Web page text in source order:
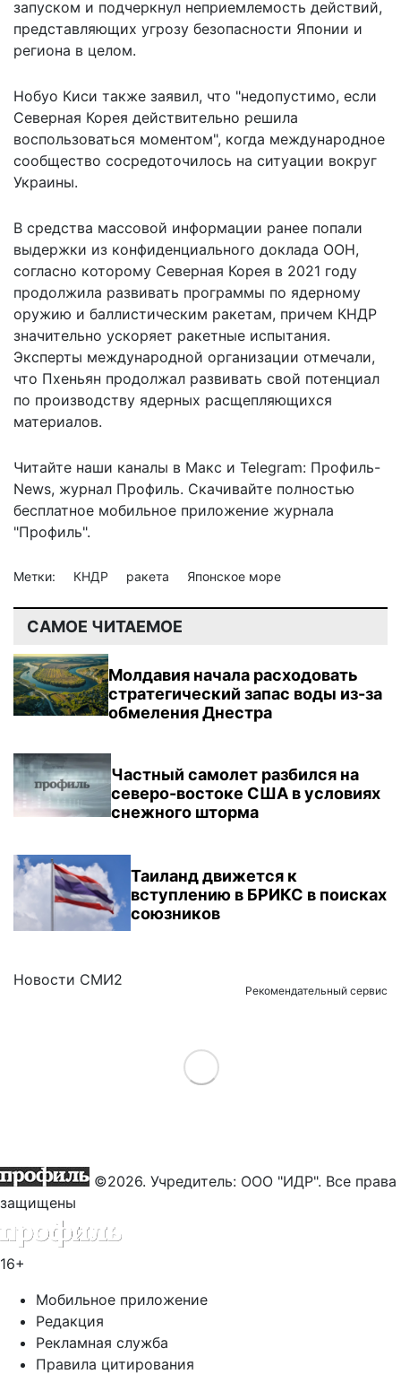
запуском и подчеркнул неприемлемость действий,
представляющих угрозу безопасности Японии и
региона в целом.
Нобуо Киси также заявил, что "недопустимо, если
Северная Корея действительно решила
воспользоваться моментом", когда международное
сообщество сосредоточилось на ситуации вокруг
Украины.
В средства массовой информации ранее попали
выдержки из конфиденциального доклада ООН,
согласно которому Северная Корея в 2021 году
продолжила развивать программы по ядерному
оружию и баллистическим ракетам, причем КНДР
значительно ускоряет ракетные испытания.
Эксперты международной организации отмечали,
что Пхеньян продолжал развивать свой потенциал
по производству ядерных расщепляющихся
материалов.
Читайте наши каналы в Макс и Telegram: Профиль-
News, журнал Профиль. Скачивайте полностью
бесплатное мобильное приложение журнала
"Профиль".
Метки: КНДР ракета Японское море
САМОЕ ЧИТАЕМОЕ
Молдавия начала расходовать
стратегический запас воды из-за
обмеления Днестра
Частный самолет разбился на
северо-востоке США в условиях
снежного шторма
Таиланд движется к
вступлению в БРИКС в поисках
союзников
Новости СМИ2
Рекомендательный сервис
Load More
©2026. Учредитель: ООО "ИДР". Все права
защищены
16+
Мобильное приложение
Редакция
Рекламная служба
Правила цитирования